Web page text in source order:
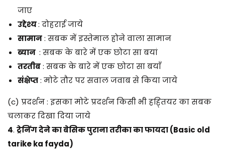
जाए
उद्देश्य: दोहराई जाये
सामान: सबक में इस्तेमाल होने वाला सामान
ब्यान : सबक के बारे में एक छोटा सा बयां
तरतीब: सबक के बारे में एक छोटा सा बयाँ
संक्षेप्त: मोटे तौर पर सवाल जवाब से किया जाये
(c) प्रदर्शन : इसका मोटे प्रदर्शन किसी भी हह्तियर का सबक
चलाकर दिखा दिया जाये
4. ट्रेनिंग देने का बेसिक पुराना तरीका का फायदा (Basic old
tarike ka fayda)